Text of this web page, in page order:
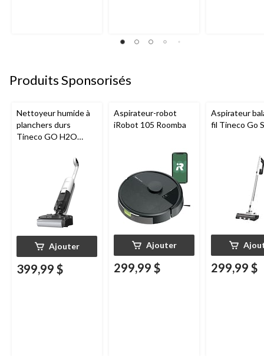
Produits Sponsorisés
Nettoyeur humide à
planchers durs
Tineco GO H2O
Ajouter
399,99 $
Aspirateur-robot
iRobot 105 Roomba
Ajouter
299,99 $
Aspirateur
fil Tineco Go
299,99 $